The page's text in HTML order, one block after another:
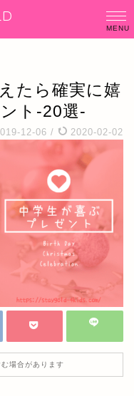
たら確実に嬉
ト-20選-
12-06 / 2020-02-02
場合があります